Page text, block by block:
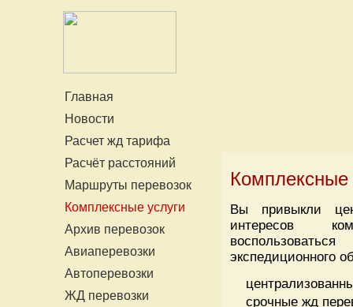
Главная
Новости
Расчет жд тарифа
Расчёт расстояний
Маршруты перевозок
Комплексные услуги
Архив перевозок
Авиаперевозки
Автоперевозки
ЖД перевозки
Комплексные
Вы привыкли
интересов
экспедиционного
срочные жд